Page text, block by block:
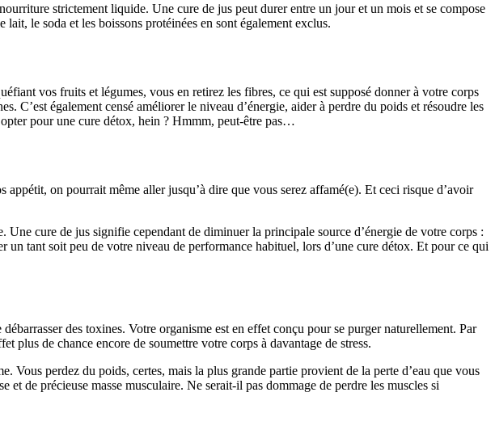
strictement liquide. Une cure de jus peut durer entre un jour et un mois et se compose
le soda et les boissons protéinées en sont également exclus.
vos fruits et légumes, vous en retirez les fibres, ce qui est supposé donner à votre corps
C’est également censé améliorer le niveau d’énergie, aider à perdre du poids et résoudre les
pour une cure détox, hein ? Hmmm, peut-être pas…
on pourrait même aller jusqu’à dire que vous serez affamé(e). Et ceci risque d’avoir
cure de jus signifie cependant de diminuer la principale source d’énergie de votre corps :
tant soit peu de votre niveau de performance habituel, lors d’une cure détox. Et pour ce qui
des toxines. Votre organisme est en effet conçu pour se purger naturellement. Par
plus de chance encore de soumettre votre corps à davantage de stress.
Vous perdez du poids, certes, mais la plus grande partie provient de la perte d’eau que vous
de précieuse masse musculaire. Ne serait-il pas dommage de perdre les muscles si